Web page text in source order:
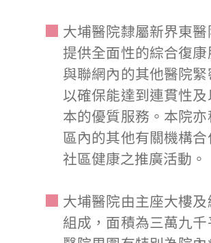
大埔醫院隸屬新界東醫
提供全面性的綜合復
與聯網內的其他醫院緊
以確保能達到連貫性
本的優質服務。本院
區內的其他有關機構
社區健康之推廣活動。
大埔醫院由主座大樓
組成，面積為三萬九千